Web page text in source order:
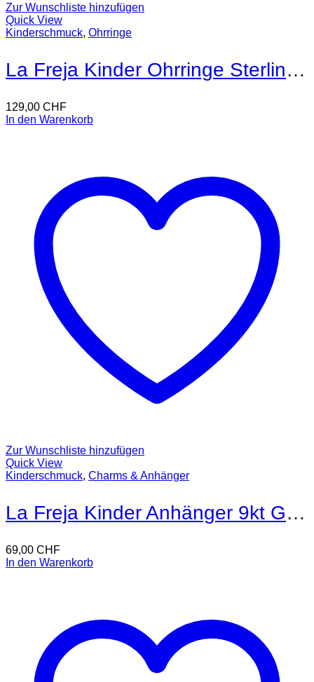
Zur Wunschliste hinzufügen
Quick View
Kinderschmuck, Ohrringe
La Freja Kinder Ohrringe Sterling Silber
129,00 CHF
In den Warenkorb
Zur Wunschliste hinzufügen
Quick View
Kinderschmuck, Charms & Anhänger
La Freja Kinder Anhänger 9kt Gold
69,00 CHF
In den Warenkorb